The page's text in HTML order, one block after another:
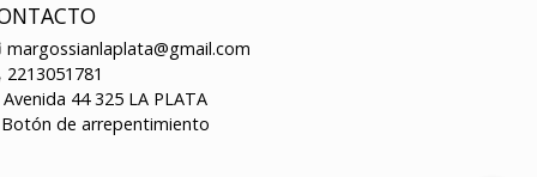
margossianlaplata@gmail.com
2213051781
Avenida 44 325 LA PLATA
Botón de arrepentimiento